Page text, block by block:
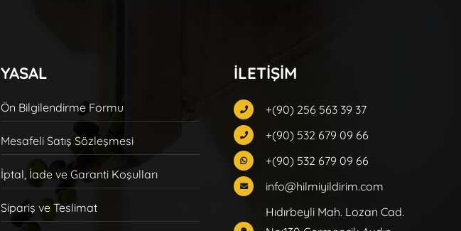
YASAL
Ön Bilgilendirme Formu
Mesafeli Satış Sözleşmesi
İptal, İade ve Garanti Koşulları
Sipariş ve Teslimat
İLETİŞİM
+(90) 256 563 39 37
+(90) 532 679 09 66
+(90) 532 679 09 66
info@hilmiyildirim.com
Hıdırbeyli Mah. Lozan Cad.